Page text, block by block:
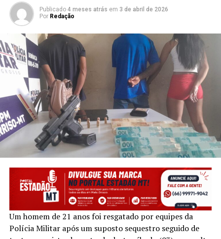
Publicado 4 meses atrás em 3 de abril de 2026
Por Redação
Um homem de 21 anos foi resgatado por equipes da
Polícia Militar após um suposto sequestro seguido de